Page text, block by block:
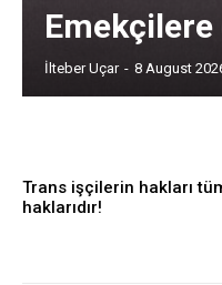
Emekçilere
İlteber Uçar - 8 August
Trans işçilerin hakları
haklarıdır!